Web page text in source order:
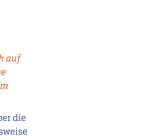
auf
die